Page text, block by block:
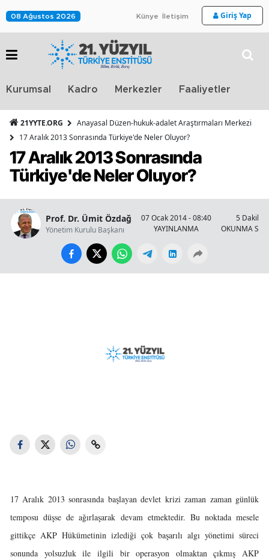
08 Ağustos 2026 Künye İletişim Giriş Yap
Kurumsal Kadro Merkezler Faaliyetler
21YYTE.ORG
Anayasal Düzen-hukuk-adalet Araştırmaları Merkezi
17 Aralık 2013 Sonrasında Türkiye'de Neler Oluyor?
17 Aralık 2013 Sonrasında
Türkiye'de Neler Oluyor?
Prof. Dr. Ümit Özdağ
Yönetim Kurulu Başkanı
07 Ocak 2014 - 08:40
YAYINLANMA
5 Dakika
OKUNMA
17 Aralık 2013 sonrasında başlayan devlet krizi zaman zaman günlük
temposu düşse de ağırlaşarak devam etmektedir. Bu noktada mesele
gittikçe AKP Hükümetinin izlediği çok başarılı algı yönetimi süreci
sonunda yolsuzluk ile ilgili bir operasyon olmaktan çıkmış AKP